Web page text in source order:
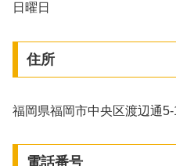
日曜日
住所
福岡県福岡市中央区渡辺通
電話番号